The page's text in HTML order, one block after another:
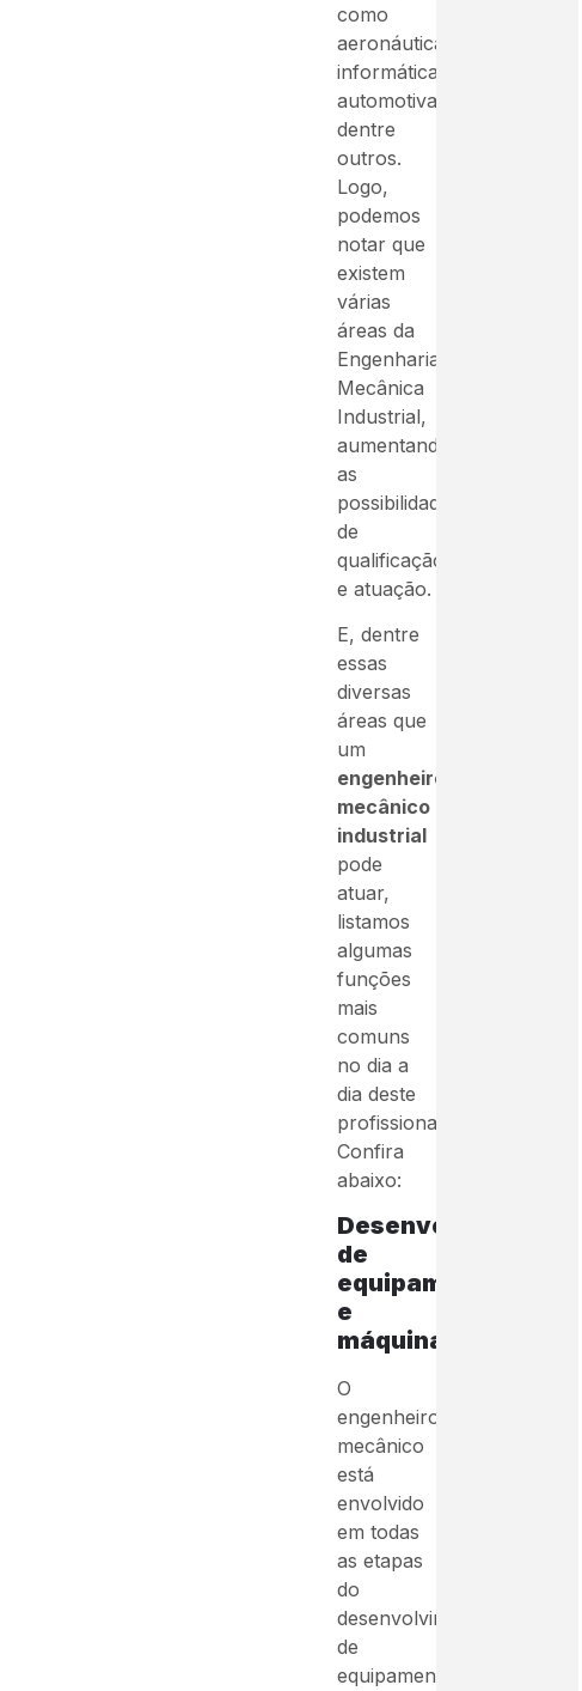
como
aeronáutica,
informática,
automotiva,
dentre
outros.
Logo,
podemos
notar que
existem
várias
áreas da
Engenharia
Mecânica
Industrial,
aumentando
as
possibilidades
de
qualificação
e atuação.
E, dentre
essas
diversas
áreas que
um
engenheiro
mecânico
industrial
pode
atuar,
listamos
algumas
funções
mais
comuns
no dia a
dia deste
profissional.
Confira
abaixo:
Desenvolvimento
de
equipamentos
e
máquinas:
O
engenheiro
mecânico
está
envolvido
em todas
as etapas
do
desenvolvimento
de
equipamentos